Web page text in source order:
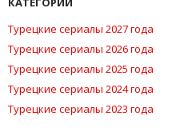
Турецкие сериалы 2027 года
Турецкие сериалы 2026 года
Турецкие сериалы 2025 года
Турецкие сериалы 2024 года
Турецкие сериалы 2023 года